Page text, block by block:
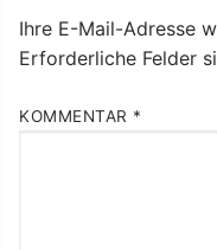
Ihre E-Mail-Adresse
Erforderliche Felder
KOMMENTAR *